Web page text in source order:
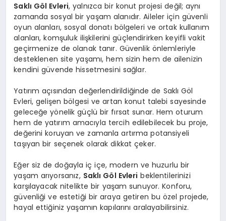
Saklı Göl Evleri, yalnızca bir konut projesi değil; aynı
zamanda sosyal bir yaşam alanıdır. Aileler için güvenli
oyun alanları, sosyal donatı bölgeleri ve ortak kullanım
alanları, komşuluk ilişkilerini güçlendirirken keyifli vakit
geçirmenize de olanak tanır. Güvenlik önlemleriyle
desteklenen site yaşamı, hem sizin hem de ailenizin
kendini güvende hissetmesini sağlar.
Yatırım açısından değerlendirildiğinde de Saklı Göl
Evleri, gelişen bölgesi ve artan konut talebi sayesinde
geleceğe yönelik güçlü bir fırsat sunar. Hem oturum
hem de yatırım amacıyla tercih edilebilecek bu proje,
değerini koruyan ve zamanla artırma potansiyeli
taşıyan bir seçenek olarak dikkat çeker.
Eğer siz de doğayla iç içe, modern ve huzurlu bir
yaşam arıyorsanız, Saklı Göl Evleri beklentilerinizi
karşılayacak nitelikte bir yaşam sunuyor. Konforu,
güvenliği ve estetiği bir araya getiren bu özel projede,
hayal ettiğiniz yaşamın kapılarını aralayabilirsiniz.